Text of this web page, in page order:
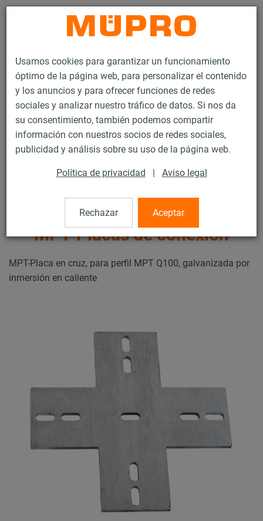
Usamos cookies para garantizar un funcionamiento
óptimo de la página web, para personalizar el contenido
y los anuncios y para ofrecer funciones de redes
sociales y analizar nuestro tráfico de datos. Si nos da
su consentimiento, también podemos compartir
información con nuestros socios de redes sociales,
publicidad y análisis sobre su uso de la página web.
Política de privacidad | Aviso legal
Rechazar Aceptar
Productos Tecnología de soportación
Fijación de ventilación
Carriles de instalación para la fijación de ventilación
MPT-Carriles de instalación (cargas pesadas)
MPT-Placas de conexión
MPT-Placa en cruz, para perfil MPT Q100, galvanizada por
inmersión en caliente